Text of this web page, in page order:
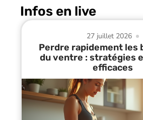
Infos en live
27 juillet 2026
Perdre rapidement les
du ventre : stratégies
efficaces